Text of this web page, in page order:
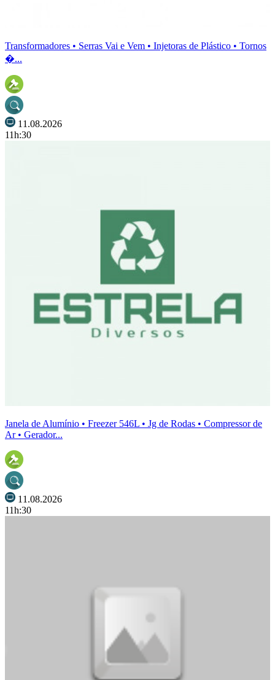
Transformadores • Serras Vai e Vem • Injetoras de Plástico • Tornos
�...
11.08.2026
11h:30
Janela de Alumínio • Freezer 546L • Jg de Rodas • Compressor de
Ar • Gerador...
11.08.2026
11h:30